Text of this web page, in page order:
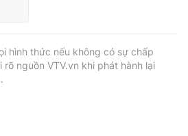
hình thức nếu không có sự chấp
nguồn VTV.vn khi phát hành lại